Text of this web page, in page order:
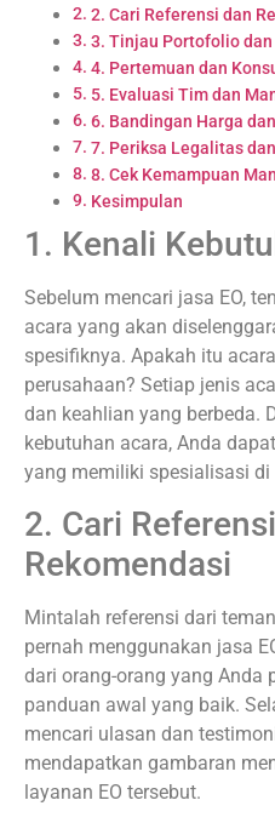
2. Cari Referensi dan
3. Tinjau Portofolio
4. Pertemuan dan
5. Evaluasi Tim dan
6. Bandingan Harga
7. Periksa Legalitas
8. Cek Kemampuan
Kesimpulan
1. Kenali
Sebelum mencari jasa EO,
acara yang akan
spesifiknya. Apakah itu
perusahaan? Setiap jenis
dan keahlian yang berbeda.
kebutuhan acara, Anda
yang memiliki spesialisasi di
2. Cari
Rekomendasi
Mintalah referensi dari
pernah menggunakan jasa
dari orang-orang yang Anda
panduan awal yang baik.
mencari ulasan dan
mendapatkan gambaran
layanan EO tersebut.